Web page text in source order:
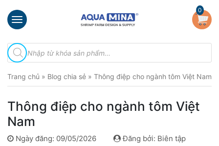
×
chủ
thiệu
phẩm
Đầu
Phun
0
Tìm
kiếm
sản
Trang chủ » Blog chia sẻ » Thông điệp cho ngành tôm Việt Nam
Thông điệp cho ngành tôm Việt
Nam
Ngày đăng: 09/05/2026 Đăng bởi: Biên tập